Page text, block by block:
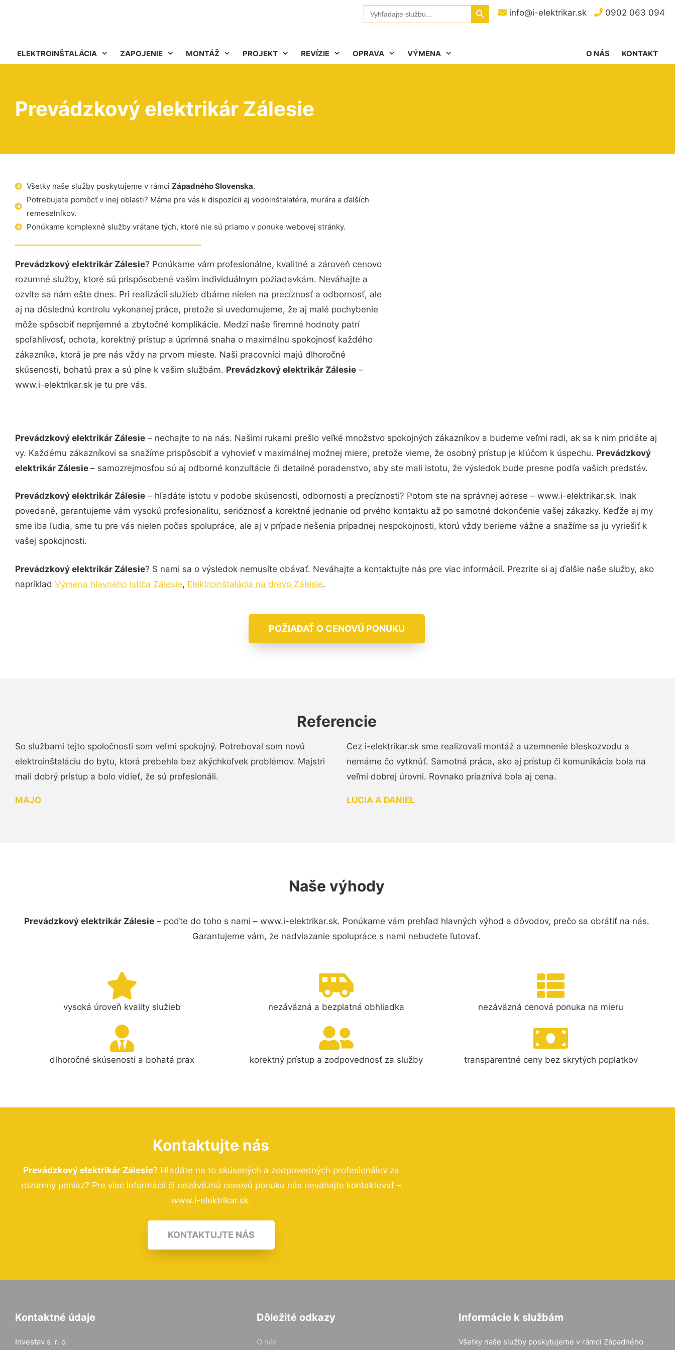
info@i-elektrikar.sk 0902 063 094
Search
for:
Search Button
ELEKTROINŠTALÁCIA ZAPOJENIE MONTÁŽ PROJEKT REVÍZIE OPRAVA VÝMENA KONTAKT
O NÁS
Prevádzkový elektrikár Zálesie
Všetky naše služby poskytujeme v rámci Západného Slovenska.
Potrebujete pomôcť v inej oblasti? Máme pre vás k dispozícii aj vodoinštalatéra, murára a ďalších
remeselníkov.
Ponúkame komplexné služby vrátane tých, ktoré nie sú priamo v ponuke webovej stránky.
Prevádzkový elektrikár Zálesie? Ponúkame vám profesionálne, kvalitné a zároveň cenovo
rozumné služby, ktoré sú prispôsobené vašim individuálnym požiadavkám. Neváhajte a
ozvite sa nám ešte dnes. Pri realizácií služieb dbáme nielen na precíznosť a odbornosť, ale
aj na dôslednú kontrolu vykonanej práce, pretože si uvedomujeme, že aj malé pochybenie
môže spôsobiť nepríjemné a zbytočné komplikácie. Medzi naše firemné hodnoty patrí
spoľahlivosť, ochota, korektný prístup a úprimná snaha o maximálnu spokojnosť každého
zákazníka, ktorá je pre nás vždy na prvom mieste. Naši pracovníci majú dlhoročné
skúsenosti, bohatú prax a sú plne k vašim službám. Prevádzkový elektrikár Zálesie –
www.i-elektrikar.sk je tu pre vás.
Prevádzkový elektrikár Zálesie – nechajte to na nás. Našimi rukami prešlo veľké množstvo spokojných zákazníkov a budeme veľmi radi, ak sa k nim pridáte aj
vy. Každému zákazníkovi sa snažíme prispôsobiť a vyhovieť v maximálnej možnej miere, pretože vieme, že osobný prístup je kľúčom k úspechu. Prevádzkový
elektrikár Zálesie – samozrejmosťou sú aj odborné konzultácie či detailné poradenstvo, aby ste mali istotu, že výsledok bude presne podľa vašich predstáv.
Prevádzkový elektrikár Zálesie – hľadáte istotu v podobe skúseností, odbornosti a precíznosti? Potom ste na správnej adrese – www.i-elektrikar.sk. Inak
povedané, garantujeme vám vysokú profesionalitu, serióznosť a korektné jednanie od prvého kontaktu až po samotné dokončenie vašej zákazky. Keďže aj my
sme iba ľudia, sme tu pre vás nielen počas spolupráce, ale aj v prípade riešenia prípadnej nespokojnosti, ktorú vždy berieme vážne a snažíme sa ju vyriešiť k
vašej spokojnosti.
Prevádzkový elektrikár Zálesie? S nami sa o výsledok nemusíte obávať. Neváhajte a kontaktujte nás pre viac informácií. Prezrite si aj ďalšie naše služby, ako
napríklad Výmena hlavného ističa Zálesie, Elektroinštalácia na drevo Zálesie.
POŽIADAŤ O CENOVÚ PONUKU
Referencie
So službami tejto spoločnosti som veľmi spokojný. Potreboval som novú
elektroinštaláciu do bytu, ktorá prebehla bez akýchkoľvek problémov. Majstri
mali dobrý prístup a bolo vidieť, že sú profesionáli.
MAJO
Cez i-elektrikar.sk sme realizovali montáž a uzemnenie bleskozvodu a
nemáme čo vytknúť. Samotná práca, ako aj prístup či komunikácia bola na
veľmi dobrej úrovni. Rovnako priaznivá bola aj cena.
LUCIA A DANIEL
Naše výhody
Prevádzkový elektrikár Zálesie– poďte do toho s nami – www.i-elektrikar.sk. Ponúkame vám prehľad hlavných výhod a dôvodov, prečo sa obrátiť na nás.
Garantujeme vám, že nadviazanie spolupráce s nami nebudete ľutovať.
vysoká úroveň kvality služieb nezáväzná a bezplatná obhliadka nezáväzná cenová ponuka na mieru
dlhoročné skúsenosti a bohatá prax korektný prístup a zodpovednosť za služby transparentné ceny bez skrytých poplatkov
Kontaktujte nás
Prevádzkový elektrikár Zálesie? Hľadáte na to skúsených a zodpovedných profesionálov za
rozumný peniaz? Pre viac informácií či nezáväznú cenovú ponuku nás neváhajte kontaktovať –
www.i-elektrikar.sk.
KONTAKTUJTE NÁS
Kontaktné údaje
Investav s. r. o.
Dôležité odkazy
O nás
Informácie k službám
Všetky naše služby poskytujeme v rámci Západného